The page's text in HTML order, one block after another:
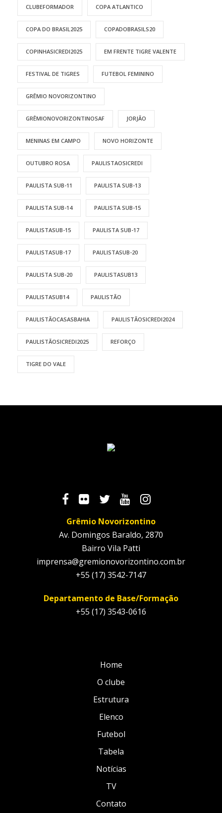
CLUBEFORMADOR COPA ATLANTICO
COPA DO BRASIL2025 COPADOBRASILS20
COPINHASICREDI2025 EM FRENTE TIGRE VALENTE
FESTIVAL DE TIGRES FUTEBOL FEMININO
GRÊMIO NOVORIZONTINO
GRÊMIONOVORIZONTINOSAF JORJÃO
MENINAS EM CAMPO NOVO HORIZONTE
OUTUBRO ROSA PAULISTAOSICREDI
PAULISTA SUB-11 PAULISTA SUB-13
PAULISTA SUB-14 PAULISTA SUB-15
PAULISTASUB-15 PAULISTA SUB-17
PAULISTASUB-17 PAULISTASUB-20
PAULISTA SUB-20 PAULISTASUB13
PAULISTASUB14 PAULISTÃO
PAULISTÃOCASASBAHIA PAULISTÃOSICREDI2024
PAULISTÃOSICREDI2025 REFORÇO
TIGRE DO VALE
Grêmio Novorizontino
Av. Domingos Baraldo, 2870
Bairro Vila Patti
imprensa@gremionovorizontino.com.br
+55 (17) 3542-7147
Departamento de Base/Formação
+55 (17) 3543-0616
Home
O clube
Estrutura
Elenco
Futebol
Tabela
Notícias
TV
Contato